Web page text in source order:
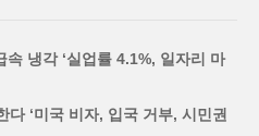
냉각 ‘실업률 4.1%, 일자리 마
다 ‘미국 비자, 입국 거부, 시민권